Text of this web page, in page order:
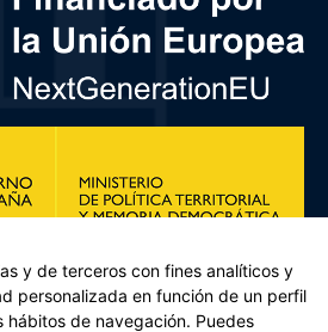
y de terceros con fines analíticos y
personalizada en función de un perfil
de navegación. Puedes